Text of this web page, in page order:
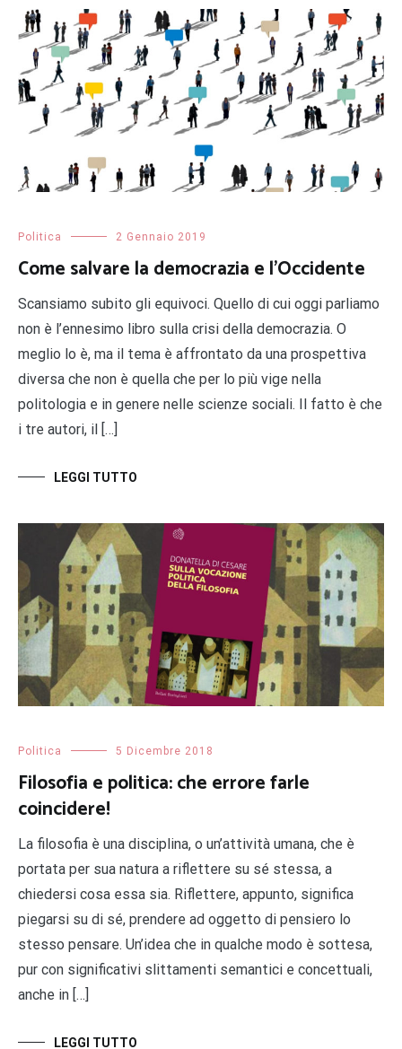
Politica 2 Gennaio 2019
Come salvare la democrazia e l’Occidente
Scansiamo subito gli equivoci. Quello di cui oggi parliamo
non è l’ennesimo libro sulla crisi della democrazia. O
meglio lo è, ma il tema è affrontato da una prospettiva
diversa che non è quella che per lo più vige nella
politologia e in genere nelle scienze sociali. Il fatto è che
i tre autori, il […]
LEGGI TUTTO
Politica 5 Dicembre 2018
Filosofia e politica: che errore farle
coincidere!
La filosofia è una disciplina, o un’attività umana, che è
portata per sua natura a riflettere su sé stessa, a
chiedersi cosa essa sia. Riflettere, appunto, significa
piegarsi su di sé, prendere ad oggetto di pensiero lo
stesso pensare. Un’idea che in qualche modo è sottesa,
pur con significativi slittamenti semantici e concettuali,
anche in […]
LEGGI TUTTO